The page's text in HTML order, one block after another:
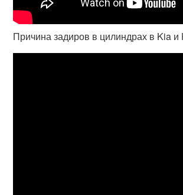
Причина задиров в цилиндрах в Kia и